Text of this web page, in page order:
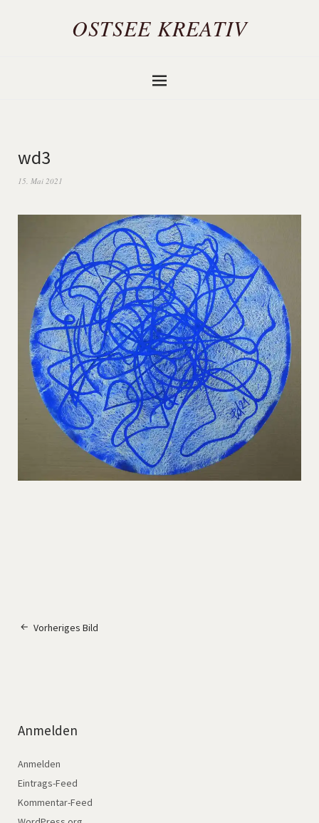
OSTSEE KREATIV
wd3
15. Mai 2021
Vorheriges Bild
Anmelden
Anmelden
Eintrags-Feed
Kommentar-Feed